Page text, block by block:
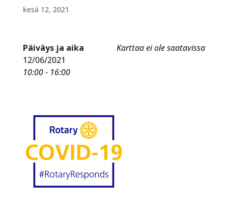
kesä 12, 2021
Karttaa ei ole saatavissa
Päiväys ja aika
12/06/2021
10:00 - 16:00